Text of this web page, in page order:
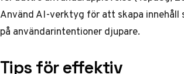
Använd AI-verktyg för att skapa innehåll
på användarintentioner djupare.
Tips för effektiv